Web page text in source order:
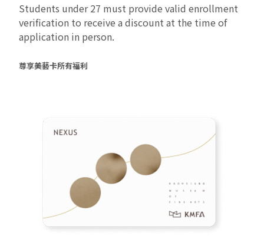
Students under 27 must provide valid enrollment
verification to receive a discount at the time of
application in person.
尊享美藝卡所有福利